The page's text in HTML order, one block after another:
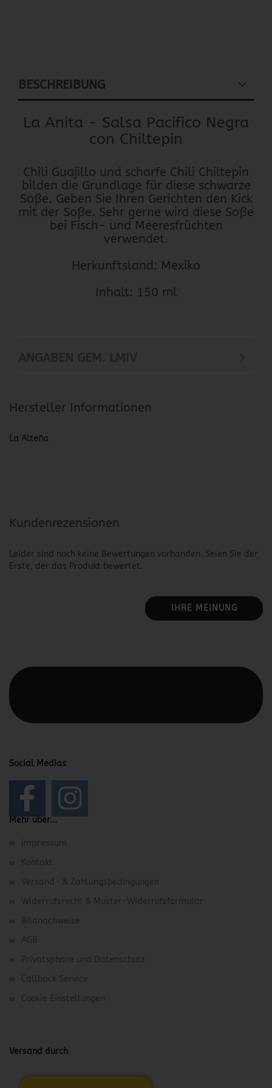
BESCHREIBUNG
La Anita - Salsa Pacifico Negra
con Chiltepin
Chili Guajillo und scharfe Chili Chiltepin
bilden die Grundlage für diese schwarze
Soße. Geben Sie Ihren Gerichten den Kick
mit der Soße. Sehr gerne wird diese Soße
bei Fisch- und Meeresfrüchten
verwendet.
Herkunftsland: Mexiko
Inhalt: 150 ml
Hersteller Informationen
La Alteña
Kundenrezensionen
Leider sind noch keine Bewertungen vorhanden. Seien Sie der
Erste, der das Produkt bewertet.
IHRE MEINUNG
Social Medias
Mehr über...
Impressum
Kontakt
Versand- & Zahlungsbedingungen
Widerrufsrecht & Muster-Widerrufsformular
Bildnachweise
AGB
Privatsphäre und Datenschutz
Callback Service
Cookie Einstellungen
Versand durch